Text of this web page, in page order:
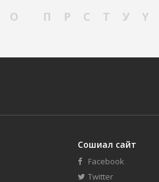
О П Р С Т У Ү
Сошиал сайт
Facebook
Twitter